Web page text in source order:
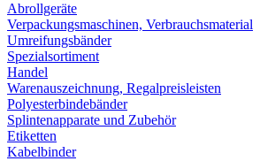
Abrollgeräte
Verpackungsmaschinen, Verbrauchsmaterial
Umreifungsbänder
Spezialsortiment
Handel
Warenauszeichnung, Regalpreisleisten
Polyesterbindebänder
Splintenapparate und Zubehör
Etiketten
Kabelbinder